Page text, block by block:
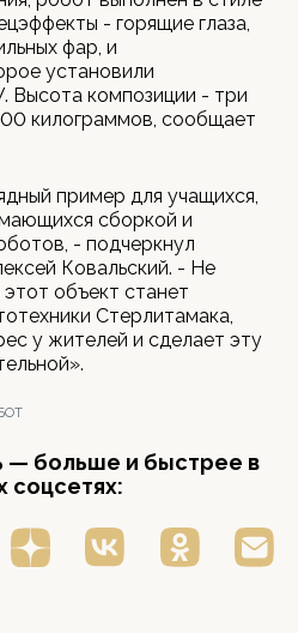
- горящие глаза,
фар, и
установили
Высота композиции - три
килограммов, сообщает
пример для учащихся,
сборкой и
- подчеркнул
Ковальский. - Не
объект станет
Стерлитамака,
у жителей и сделает эту
— больше и быстрее в
соцсетях: